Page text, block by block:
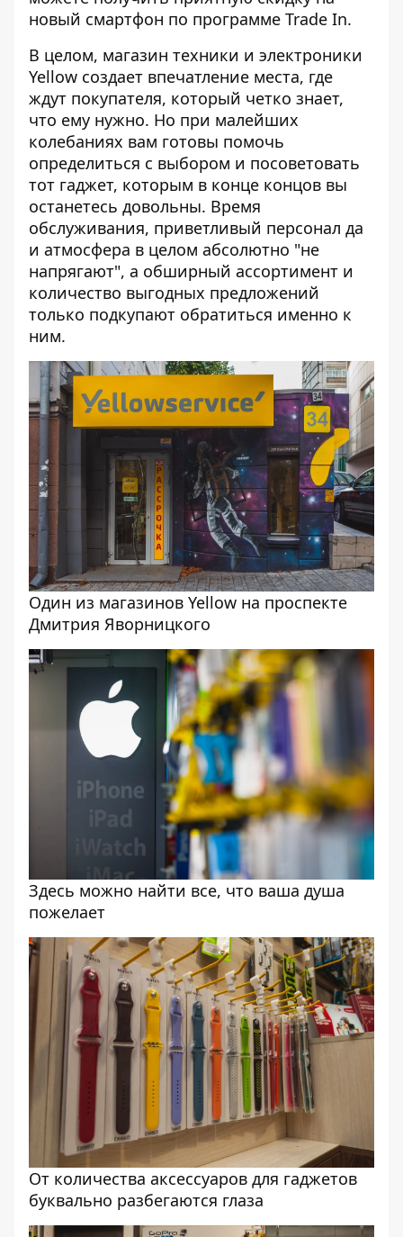
новый смартфон по программе Trade In.
В целом, магазин техники и электроники
Yellow создает впечатление места, где
ждут покупателя, который четко знает,
что ему нужно. Но при малейших
колебаниях вам готовы помочь
определиться с выбором и посоветовать
тот гаджет, которым в конце концов вы
останетесь довольны. Время
обслуживания, приветливый персонал да
и атмосфера в целом абсолютно "не
напрягают", а обширный ассортимент и
количество выгодных предложений
только подкупают обратиться именно к
ним.
Один из магазинов Yellow на проспекте
Дмитрия Яворницкого
Здесь можно найти все, что ваша душа
пожелает
От количества аксессуаров для гаджетов
буквально разбегаются глаза